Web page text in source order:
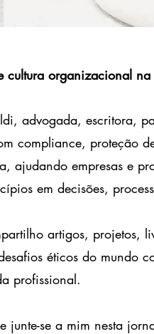
cultura organizacional
advogada, escritora,
compliance, proteção
ajudando empresas e
em decisões,
artigos, projetos,
éticos do mundo
profissional.
junte-se a mim nesta